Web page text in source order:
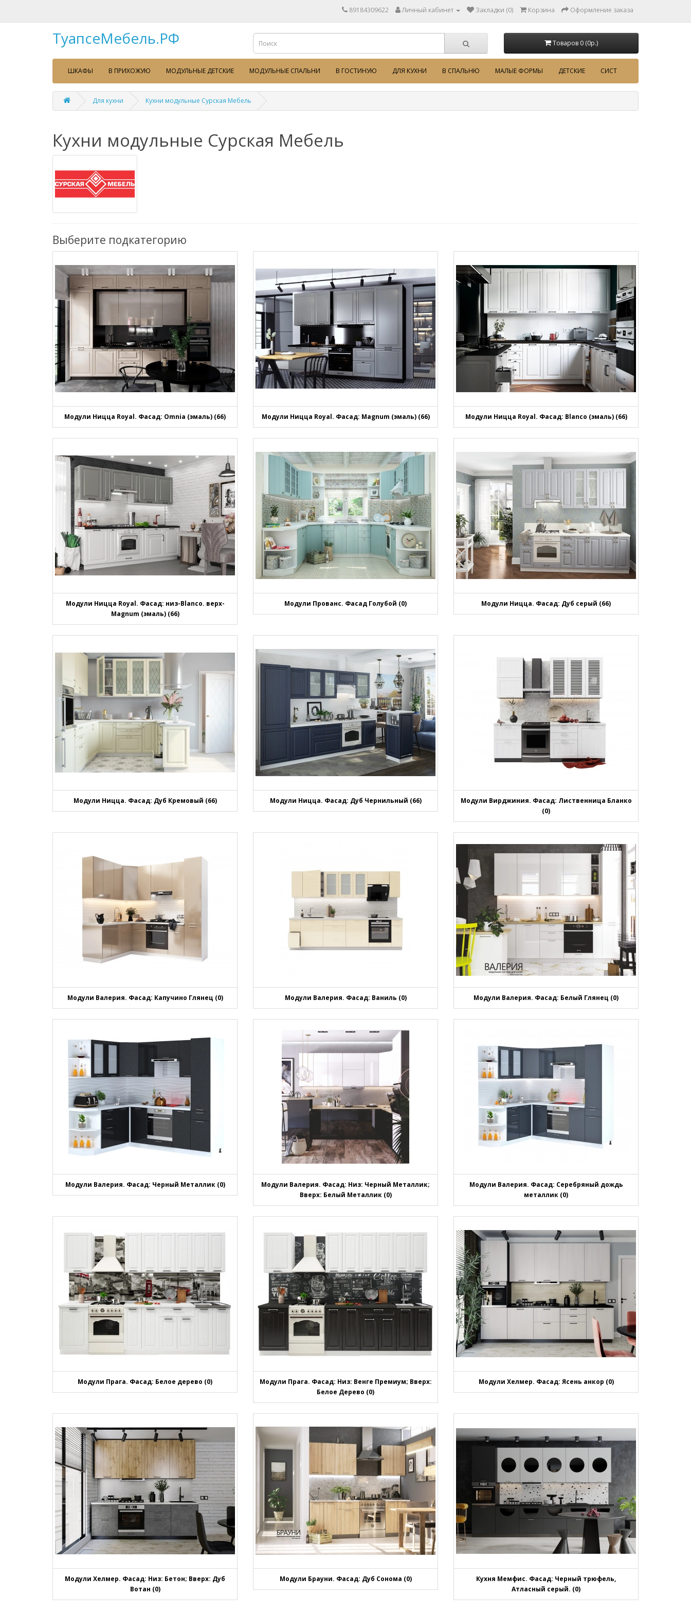
89184309622 Личный кабинет Закладки (0) Корзина Оформление заказа
ТуапсеМебель.РФ Товаров 0 (0p.)
ШКАФЫ В ПРИХОЖУЮ МОДУЛЬНЫЕ ДЕТСКИЕ МОДУЛЬНЫЕ СПАЛЬНИ В ГОСТИНУЮ ДЛЯ КУХНИ В СПАЛЬНЮ МАЛЫЕ ФОРМЫ ДЕТСКИЕ СИСТ
Для кухни Кухни модульные Сурская Мебель
Кухни модульные Сурская Мебель
Выберите подкатегорию
Модули Ницца Royal. Фасад: Omnia (эмаль) (66) Модули Ницца Royal. Фасад: Magnum (эмаль) (66) Модули Ницца Royal. Фасад: Blanco (эмаль) (66)
Модули Ницца Royal. Фасад: низ-Blanco. верх-
Magnum (эмаль) (66)
Модули Прованс. Фасад Голубой (0) Модули Ницца. Фасад: Дуб серый (66)
Модули Ницца. Фасад: Дуб Кремовый (66) Модули Ницца. Фасад: Дуб Чернильный (66)
Модули Вирджиния. Фасад: Лиственница Бланко
(0)
Модули Валерия. Фасад: Капучино Глянец (0) Модули Валерия. Фасад: Ваниль (0) Модули Валерия. Фасад: Белый Глянец (0)
Модули Валерия. Фасад: Черный Металлик (0)
Модули Валерия. Фасад: Низ: Черный Металлик;
Вверх: Белый Металлик (0)
Модули Валерия. Фасад: Серебряный дождь
металлик (0)
Модули Прага. Фасад: Белое дерево (0)
Модули Прага. Фасад: Низ: Венге Премиум; Вверх:
Белое Дерево (0)
Модули Хелмер. Фасад: Ясень анкор (0)
Модули Хелмер. Фасад: Низ: Бетон; Вверх: Дуб
Вотан (0)
Модули Брауни. Фасад: Дуб Сонома (0)
Кухня Мемфис. Фасад: Черный трюфель,
Атласный серый. (0)